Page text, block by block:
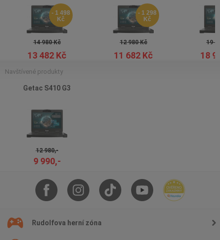
- 1 498
Kč
14 980 Kč
13 482 Kč
- 1 298
Kč
12 980 Kč
11 682 Kč
19
18
Navštívené produkty
Getac S410 G3
12 980,-
9 990,-
Rudolfova herní zóna